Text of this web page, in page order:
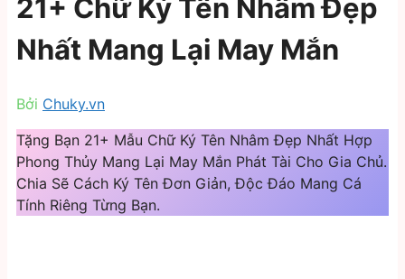
21+ Chữ Ký Tên Nhâm Đẹp
Nhất Mang Lại May Mắn
Bởi Chuky.vn
Tặng Bạn 21+ Mẫu Chữ Ký Tên Nhâm Đẹp Nhất Hợp
Phong Thủy Mang Lại May Mắn Phát Tài Cho Gia Chủ.
Chia Sẽ Cách Ký Tên Đơn Giản, Độc Đáo Mang Cá
Tính Riêng Từng Bạn.